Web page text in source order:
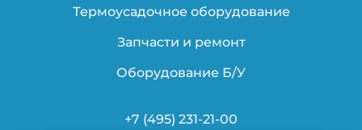
Термоусадочное оборудование
Запчасти и ремонт
Оборудование Б/У
+7 (495) 231-21-00